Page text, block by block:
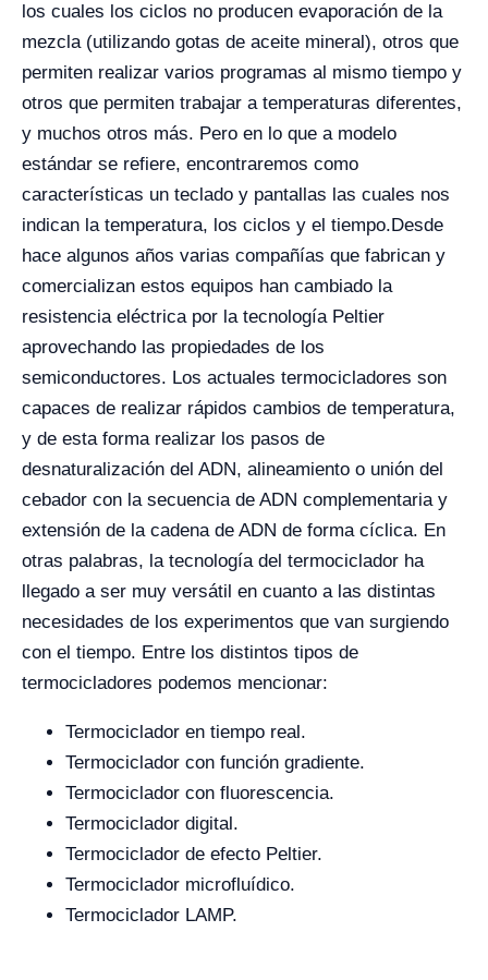
los cuales los ciclos no producen evaporación de la
mezcla (utilizando gotas de aceite mineral), otros que
permiten realizar varios programas al mismo tiempo y
otros que permiten trabajar a temperaturas diferentes,
y muchos otros más. Pero en lo que a modelo
estándar se refiere, encontraremos como
características un teclado y pantallas las cuales nos
indican la temperatura, los ciclos y el tiempo.Desde
hace algunos años varias compañías que fabrican y
comercializan estos equipos han cambiado la
resistencia eléctrica por la tecnología Peltier
aprovechando las propiedades de los
semiconductores. Los actuales termocicladores son
capaces de realizar rápidos cambios de temperatura,
y de esta forma realizar los pasos de
desnaturalización del ADN, alineamiento o unión del
cebador con la secuencia de ADN complementaria y
extensión de la cadena de ADN de forma cíclica. En
otras palabras, la tecnología del termociclador ha
llegado a ser muy versátil en cuanto a las distintas
necesidades de los experimentos que van surgiendo
con el tiempo. Entre los distintos tipos de
termocicladores podemos mencionar:
Termociclador en tiempo real.
Termociclador con función gradiente.
Termociclador con fluorescencia.
Termociclador digital.
Termociclador de efecto Peltier.
Termociclador microfluídico.
Termociclador LAMP.